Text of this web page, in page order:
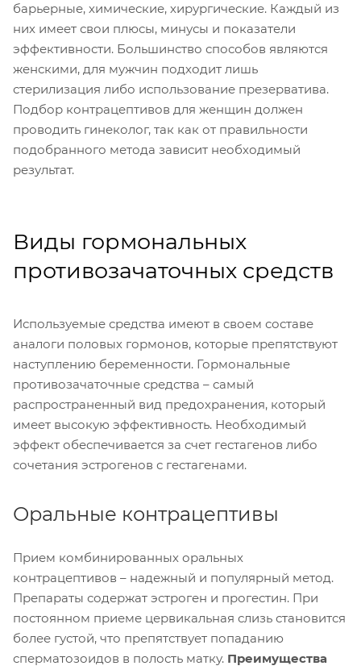
барьерные, химические, хирургические. Каждый из
них имеет свои плюсы, минусы и показатели
эффективности. Большинство способов являются
женскими, для мужчин подходит лишь
стерилизация либо использование презерватива.
Подбор контрацептивов для женщин должен
проводить гинеколог, так как от правильности
подобранного метода зависит необходимый
результат.
Виды гормональных
противозачаточных средств
Используемые средства имеют в своем составе
аналоги половых гормонов, которые препятствуют
наступлению беременности. Гормональные
противозачаточные средства – самый
распространенный вид предохранения, который
имеет высокую эффективность. Необходимый
эффект обеспечивается за счет гестагенов либо
сочетания эстрогенов с гестагенами.
Оральные контрацептивы
Прием комбинированных оральных
контрацептивов – надежный и популярный метод.
Препараты содержат эстроген и прогестин. При
постоянном приеме цервикальная слизь становится
более густой, что препятствует попаданию
сперматозоидов в полость матку. Преимущества